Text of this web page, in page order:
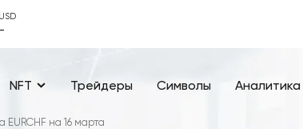
NFT Трейдеры Символы Аналитика
на 16 марта